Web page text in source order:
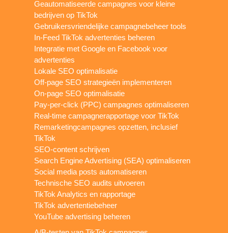
Geautomatiseerde campagnes voor kleine
bedrijven op TikTok
Gebruikersvriendelijke campagnebeheer tools
In-Feed TikTok advertenties beheren
Integratie met Google en Facebook voor
advertenties
Lokale SEO optimalisatie
Off-page SEO strategieën implementeren
On-page SEO optimalisatie
Pay-per-click (PPC) campagnes optimaliseren
Real-time campagnerapportage voor TikTok
Remarketingcampagnes opzetten, inclusief
TikTok
SEO-content schrijven
Search Engine Advertising (SEA) optimaliseren
Social media posts automatiseren
Technische SEO audits uitvoeren
TikTok Analytics en rapportage
TikTok advertentiebeheer
YouTube advertising beheren